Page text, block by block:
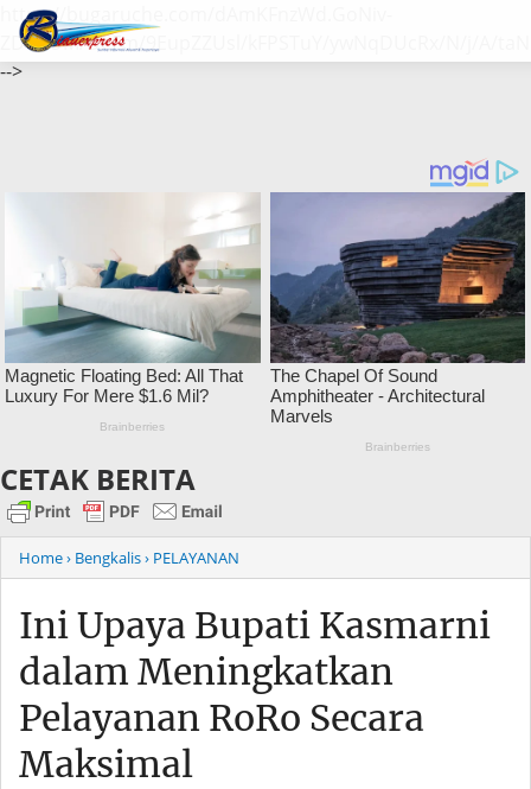
https://bugaruche.com/dAmKFnzWd.GoNiv-
ZDGvUM/DeFm/9EupZZUsl/kFPSTuY/ywNqDUcRx/N/j/A/
-->
CETAK BERITA
Home› Bengkalis› PELAYANAN
Ini Upaya Bupati Kasmarni
dalam Meningkatkan
Pelayanan RoRo Secara
Maksimal